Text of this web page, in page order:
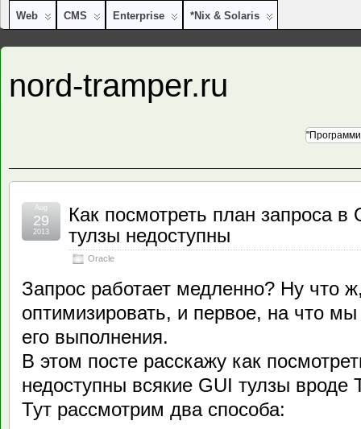
Web CMS Enterprise *nix & Solaris
nord-tramper.ru
Как посмотреть план запроса в
тулзы недоступны
Oracle
Aug
29
2013
Запрос работает медленно? Ну что
оптимизировать, и первое, на что
его выполнения.
В этом посте расскажу как
недоступны всякие GUI тулзы вроде
Тут рассмотрим два способа: